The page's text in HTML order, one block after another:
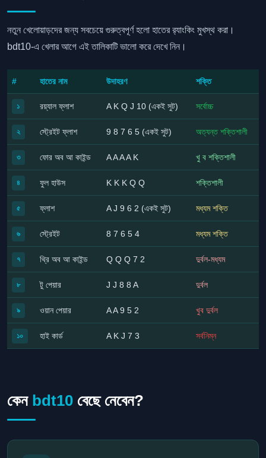
নতুন খেলোয়াড়দের জন্য সবচেয়ে গুরুত্বপূর্ণ হলো হাতের র‍্যাংকিং মুখস্থ করা।
bdt10-এ খেলার আগে এই তালিকাটি ভালো করে দেখে নিন।
# হাতের নাম উদাহরণ শক্তি
১ রয়্যাল ফ্লাশ A K Q J 10 (একই সুট) সর্বোচ্চ
২ স্ট্রেইট ফ্লাশ 9 8 7 6 5 (একই সুট) অত্যন্ত শক্তিশালী
৩ ফোর অব আ কাইন্ড A A A A K খু ব শক্তিশালী
৪ ফুল হাউস K K K Q Q শক্তিশালী
৫ ফ্লাশ A J 9 6 2 (একই সুট) মধ্যম শক্তি
৬ স্ট্রেইট 8 7 6 5 4 মধ্যম শক্তি
৭ থ্রি অব আ কাইন্ড Q Q Q 7 2 দুর্বল-মধ্যম
৮ টু পেয়ার J J 8 8 A দুর্বল
৯ ওয়ান পেয়ার A A 9 5 2 খুব দুর্বল
১০ হাই কার্ড A K J 7 3 সর্বনিম্ন
কেন bdt10 বেছে নেবেন?